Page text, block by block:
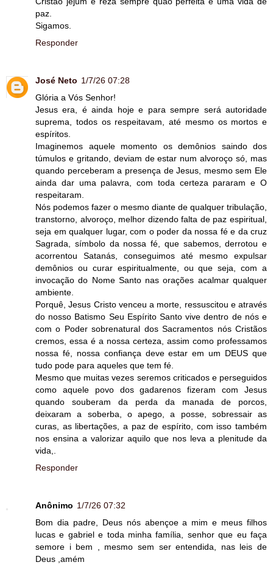
paz.
Sigamos.
Responder
José Neto 1/7/26 07:28
Glória a Vós Senhor!
Jesus era, é ainda hoje e para sempre será autoridade
suprema, todos os respeitavam, até mesmo os mortos e
espíritos.
Imaginemos aquele momento os demônios saindo dos
túmulos e gritando, deviam de estar num alvoroço só, mas
quando perceberam a presença de Jesus, mesmo sem Ele
ainda dar uma palavra, com toda certeza pararam e O
respeitaram.
Nós podemos fazer o mesmo diante de qualquer tribulação,
transtorno, alvoroço, melhor dizendo falta de paz espiritual,
seja em qualquer lugar, com o poder da nossa fé e da cruz
Sagrada, símbolo da nossa fé, que sabemos, derrotou e
acorrentou Satanás, conseguimos até mesmo expulsar
demônios ou curar espiritualmente, ou que seja, com a
invocação do Nome Santo nas orações acalmar qualquer
ambiente.
Porquê, Jesus Cristo venceu a morte, ressuscitou e através
do nosso Batismo Seu Espírito Santo vive dentro de nós e
com o Poder sobrenatural dos Sacramentos nós Cristãos
cremos, essa é a nossa certeza, assim como professamos
nossa fé, nossa confiança deve estar em um DEUS que
tudo pode para aqueles que tem fé.
Mesmo que muitas vezes seremos criticados e perseguidos
como aquele povo dos gadarenos fizeram com Jesus
quando souberam da perda da manada de porcos,
deixaram a soberba, o apego, a posse, sobressair as
curas, as libertações, a paz de espírito, com isso também
nos ensina a valorizar aquilo que nos leva a plenitude da
vida,.
Responder
Anônimo 1/7/26 07:32
Bom dia padre, Deus nós abençoe a mim e meus filhos
lucas e gabriel e toda minha família, senhor que eu faça
semore i bem , mesmo sem ser entendida, nas leis de
Deus ,amém